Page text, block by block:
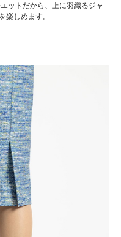
ットだから、上に羽織るジャ
楽しめます。